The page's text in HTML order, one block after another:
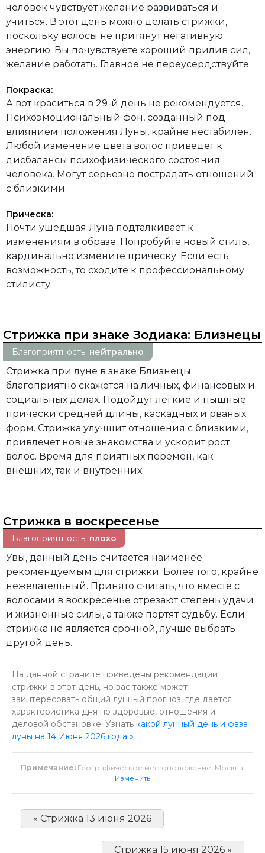
человек чувствует желание развиваться и
учиться. В этот день можно делать стрижки,
поскольку волосы не притянут негативную
энергию. Вы почувствуете хороший прилив сил,
желание работать. Главное не переусердствуйте.
Покраска:
А вот краситься в 29-й день не рекомендуется.
Психоэмоциональный фон, созданный под
влиянием положения Луны, крайне нестабилен.
Любой изменение цвета волос приведет к
дисбалансы психофизического состояния
человека. Могут серьезно пострадать отношений
с близкими.
Прическа:
Почти ушедшая Луна подталкивает к
изменениям в образе. Попробуйте новый стиль,
кардинально измените прическу. Если есть
возможность, то сходите к профессиональному
стилисту.
Стрижка при знаке Зодиака: Близнецы
Благоприятность: нейтрально
Стрижка при луне в знаке Близнецы
благоприятно скажется на личных, финансовых и
социальных делах. Подойдут легкие и пышные
прически средней длины, каскадных и рваных
форм. Стрижка улучшит отношения с близкими,
привлечет новые знакомства и ускорит рост
волос. Время для приятных перемен, как
внешних, так и внутренних.
Стрижка в воскресенье
Благоприятность: плохо
Увы, данный день считается наименее
рекомендуемым для стрижки. Более того, крайне
нежелательный. Принято считать, что вместе с
волосами в воскресенье отрезают степень удачи
и жизненные силы, а также портят судьбу. Если
стрижка не является срочной, лучше выбрать
другой день.
На данной странице приведены рекомендации
стрижки в этот день, но вас также может
заинтересовать общий лунный прогноз, где дается
характеристика дня по здоровью, отношения и
деловой обстановке. Узнать какой лунный день и фаза
луны на 14 Июня 2026 года »
Примечание: Географическое местоположение: Москва.
Изменить
« Стрижка 13 июня 2026
Стрижка 15 июня 2026 »